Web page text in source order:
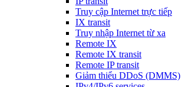
Truy cập Internet trực tiếp
IX transit
Truy nhập Internet từ xa
Remote IX
Remote IX transit
Remote IP transit
Giảm thiểu DDoS (DMMS)